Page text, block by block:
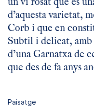
d’aquesta varietat,
Corb i que en
Subtil i delicat,
d’una Garnatxa de
que des de fa anys
Paisatge